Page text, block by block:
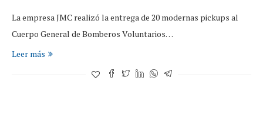
La empresa JMC realizó la entrega de 20 modernas pickups al
Cuerpo General de Bomberos Voluntarios…
Leer más